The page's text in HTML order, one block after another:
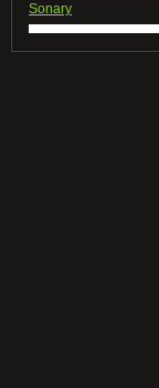
Sonary